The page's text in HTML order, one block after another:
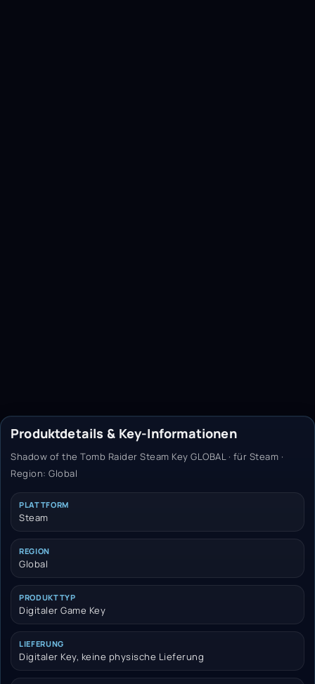
Produktdetails & Key-Informationen
Shadow of the Tomb Raider Steam Key GLOBAL · für Steam ·
Region: Global
PLATTFORM
Steam
REGION
Global
PRODUKTTYP
Digitaler Game Key
LIEFERUNG
Digitaler Key, keine physische Lieferung